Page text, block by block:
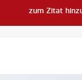
zum Zitat